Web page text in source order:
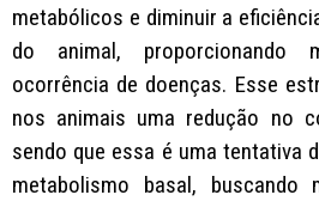
metabólicos e diminuir a
do animal, proporcionando
ocorrência de doenças. Esse
nos animais uma redução no
sendo que essa é uma tentativa
metabolismo basal, buscando